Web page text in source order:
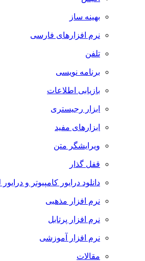
بهینه ساز
نرم افزارهای فارسی
تلفن
برنامه نویسی
بازیابی اطلاعات
ابزار رجیستری
ابزارهای مفید
ویرایشگر متن
قفل گذار
دانلود درایور کامپیوتر و
نرم افزار مذهبی
نرم افزار پرتابل
نرم افزار آموزشی
مقالات